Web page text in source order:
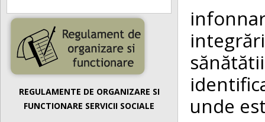
REGULAMENTE DE ORGANIZARE SI
FUNCTIONARE SERVICII SOCIALE
unde